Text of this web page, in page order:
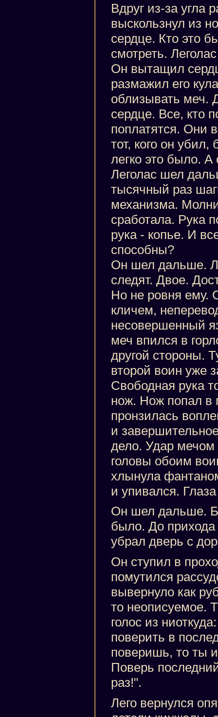
Вдруг из-за угла
выскользнул из
сердце. Кто это
смотреть.
Он вытащил
размажил его
облизывать меч.
сердце. Все, кто
поплатятся. Они
тот, кого он
легко это было. А
Леголас шел
тысячный раз
механизма.
сработала. Рука
рука - копье. И
способны?
Он шел дальше.
следят. Двое.
Но не ровня ему.
кличем,
несовершенный
меч впился в
другой стороны.
второй воин уже
Свободная рука
нож. Нож попал в
пронзилась
и
дело. Удар мечом
головы обоим
хлынула
и упивался.
Он шел дальше.
было. До
убрал дверь с
Он ступил в
помутился
вывернуло как
то неописуемое.
голос из
поверить в
поверишь, то ты
Поверь
раз!".
Лего вернулся